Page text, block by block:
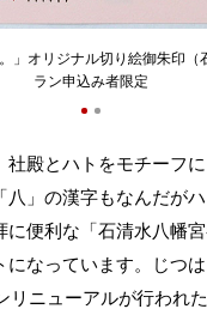
。」オリジナル切り絵御朱印
ラン申込み者限定
社殿とハトをモチーフ
八」の漢字もなんだが
便利な「石清水八幡
になっています。じつ
リニューアルが行われ